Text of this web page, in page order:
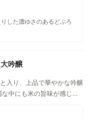
した濃ゆさのあるどぶろ
吟醸
入り、上品で華やかな吟醸
中にも米の旨味が感じら